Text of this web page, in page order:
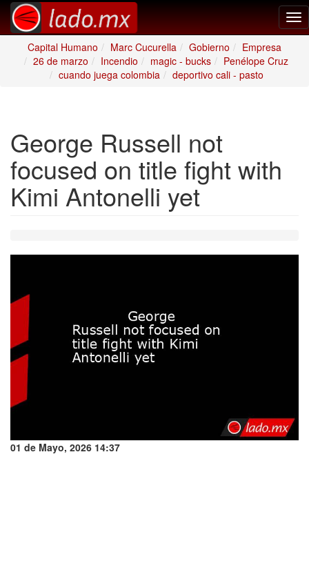
Capital Humano
Marc Cucurella Gobierno
Empresa
26 de marzo
Incendio magic - bucks
Penélope Cruz
cuando juega colombia
deportivo cali - pasto
George Russell not
focused on title fight with
Kimi Antonelli yet
01 de Mayo, 2026 14:37